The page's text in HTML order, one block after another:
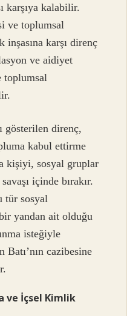
karşıya kalabilir.
ve toplumsal
karşı direnç
ve aidiyet
toplumsal
gösterilen direnç,
kabul ettirme
kişiyi, sosyal gruplar
içinde bırakır.
tür sosyal
yandan ait olduğu
isteğiyle
cazibesine
ve İçsel Kimlik